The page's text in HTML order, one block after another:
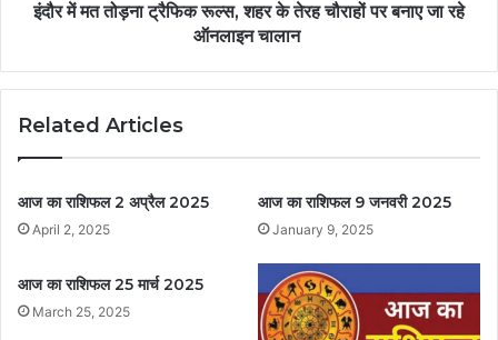
इंदौर में मत तोड़ना ट्रैफिक रूल्स, शहर के तेरह चौराहों पर बनाए जा रहे
ऑनलाइन चालान
Related Articles
आज का राशिफल 2 अप्रैल 2025
April 2, 2025
आज का राशिफल 9 जनवरी 2025
January 9, 2025
आज का राशिफल 25 मार्च 2025
March 25, 2025